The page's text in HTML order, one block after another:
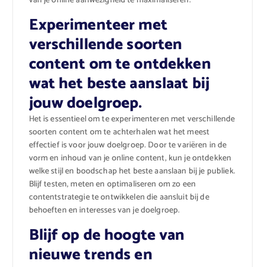
Experimenteer met
verschillende soorten
content om te ontdekken
wat het beste aanslaat bij
jouw doelgroep.
Het is essentieel om te experimenteren met verschillende
soorten content om te achterhalen wat het meest
effectief is voor jouw doelgroep. Door te variëren in de
vorm en inhoud van je online content, kun je ontdekken
welke stijl en boodschap het beste aanslaan bij je publiek.
Blijf testen, meten en optimaliseren om zo een
contentstrategie te ontwikkelen die aansluit bij de
behoeften en interesses van je doelgroep.
Blijf op de hoogte van
nieuwe trends en